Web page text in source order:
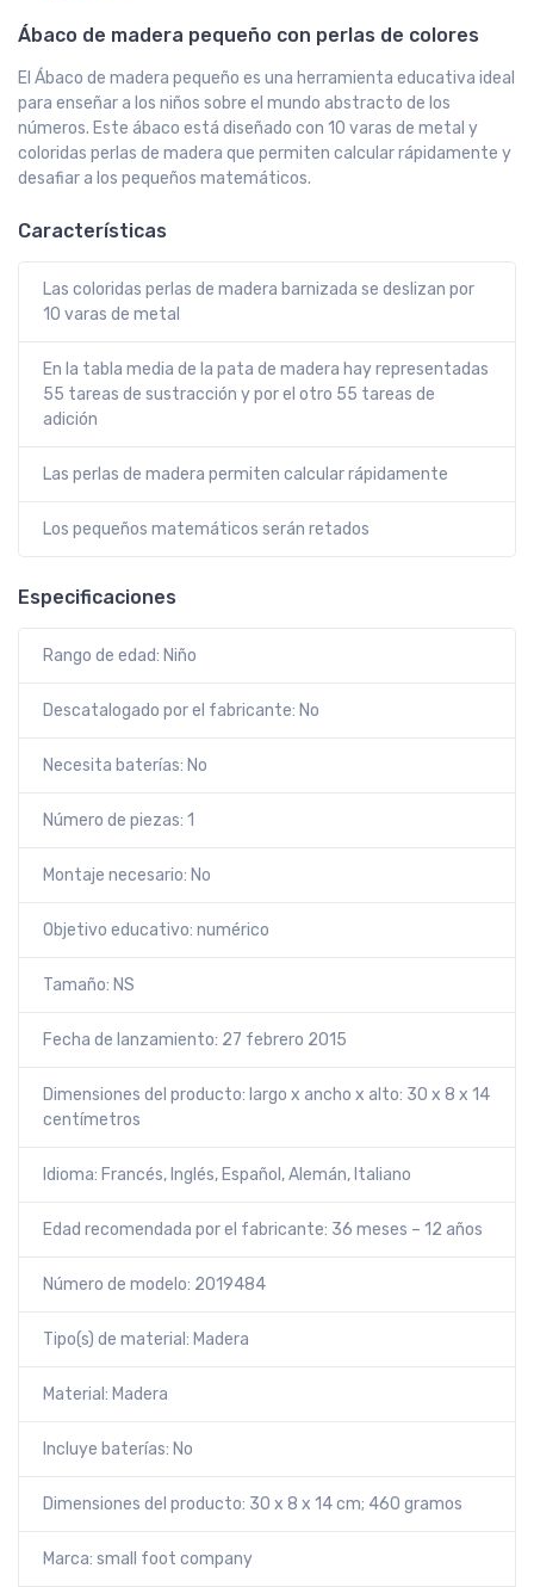
Ábaco de madera pequeño con perlas de colores
El Ábaco de madera pequeño es una herramienta educativa ideal
para enseñar a los niños sobre el mundo abstracto de los
números. Este ábaco está diseñado con 10 varas de metal y
coloridas perlas de madera que permiten calcular rápidamente y
desafiar a los pequeños matemáticos.
Características
Las coloridas perlas de madera barnizada se deslizan por
10 varas de metal
En la tabla media de la pata de madera hay representadas
55 tareas de sustracción y por el otro 55 tareas de
adición
Las perlas de madera permiten calcular rápidamente
Los pequeños matemáticos serán retados
Especificaciones
Rango de edad: Niño
Descatalogado por el fabricante: No
Necesita baterías: No
Número de piezas: 1
Montaje necesario: No
Objetivo educativo: numérico
Tamaño: NS
Fecha de lanzamiento: 27 febrero 2015
Dimensiones del producto: largo x ancho x alto: 30 x 8 x 14
centímetros
Idioma: Francés, Inglés, Español, Alemán, Italiano
Edad recomendada por el fabricante: 36 meses – 12 años
Número de modelo: 2019484
Tipo(s) de material: Madera
Material: Madera
Incluye baterías: No
Dimensiones del producto: 30 x 8 x 14 cm; 460 gramos
Marca: small foot company